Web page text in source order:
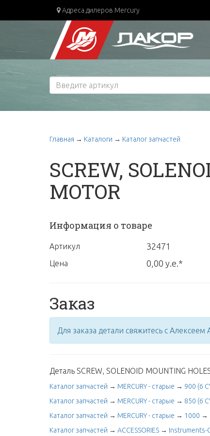
Адреса дилеров Mercury
Главная → Каталоги → Каталог запчастей
SCREW,
MOTOR
Информация о товаре
Артикул 32471
Цена 0,00 у.е.*
Заказ
Для заказа детали свяжитесь с
Деталь SCREW, SOLENOID MOUNTING
Каталог запчастей → MERCURY - старые → 900 (6
Каталог запчастей → MERCURY - старые → 850 (6
Каталог запчастей → MERCURY - старые → 1000 →
Каталог запчастей → ACCESSORIES → Instruments-